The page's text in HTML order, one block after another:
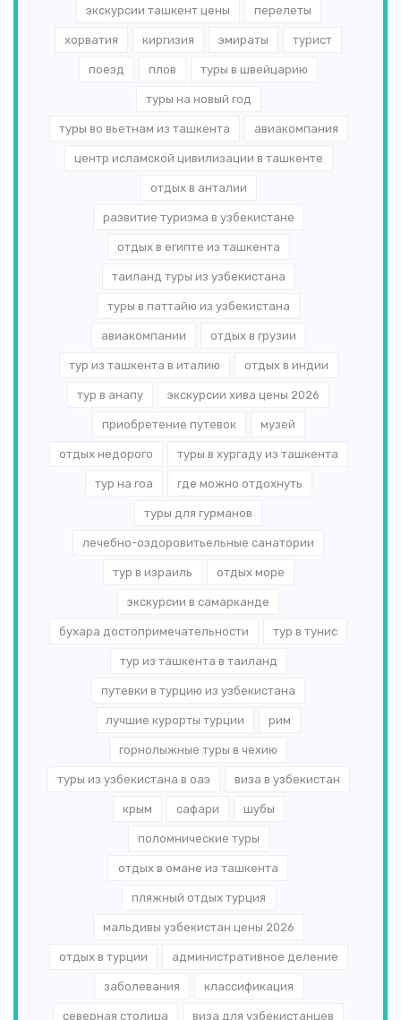
экскурсии ташкент цены перелеты
хорватия киргизия эмираты турист
поезд плов туры в швейцарию
туры на новый год
туры во вьетнам из ташкента авиакомпания
центр исламской цивилизации в ташкенте
отдых в анталии
развитие туризма в узбекистане
отдых в египте из ташкента
таиланд туры из узбекистана
туры в паттайю из узбекистана
авиакомпании отдых в грузии
тур из ташкента в италию отдых в индии
тур в анапу экскурсии хива цены 2026
приобретение путевок музей
отдых недорого туры в хургаду из ташкента
тур на гоа где можно отдохнуть
туры для гурманов
лечебно-оздоровитьельные санатории
тур в израиль отдых море
экскурсии в самарканде
бухара достопримечательности тур в тунис
тур из ташкента в таиланд
путевки в турцию из узбекистана
лучшие курорты турции рим
горнолыжные туры в чехию
туры из узбекистана в оаэ виза в узбекистан
крым сафари шубы
поломнические туры
отдых в омане из ташкента
пляжный отдых турция
мальдивы узбекистан цены 2026
отдых в турции административное деление
заболевания классификация
северная столица виза для узбекистанцев